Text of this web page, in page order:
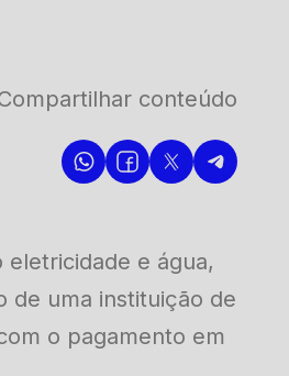
conteúdo
e água,
de uma instituição de
o pagamento em